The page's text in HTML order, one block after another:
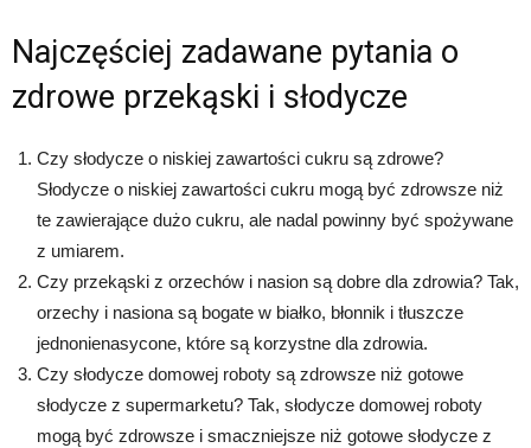
Najczęściej zadawane pytania o
zdrowe przekąski i słodycze
Czy słodycze o niskiej zawartości cukru są zdrowe?
Słodycze o niskiej zawartości cukru mogą być zdrowsze niż
te zawierające dużo cukru, ale nadal powinny być spożywane
z umiarem.
Czy przekąski z orzechów i nasion są dobre dla zdrowia? Tak,
orzechy i nasiona są bogate w białko, błonnik i tłuszcze
jednonienasycone, które są korzystne dla zdrowia.
Czy słodycze domowej roboty są zdrowsze niż gotowe
słodycze z supermarketu? Tak, słodycze domowej roboty
mogą być zdrowsze i smaczniejsze niż gotowe słodycze z